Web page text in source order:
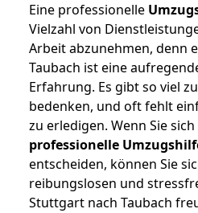
Eine professionelle
Vielzahl von
Arbeit abzunehmen, denn
Taubach ist eine
Erfahrung. Es gibt so viel zu
bedenken, und oft fehlt
zu erledigen. Wenn Sie
professionelle
entscheiden, können Sie
reibungslosen und
Stuttgart nach Taubach